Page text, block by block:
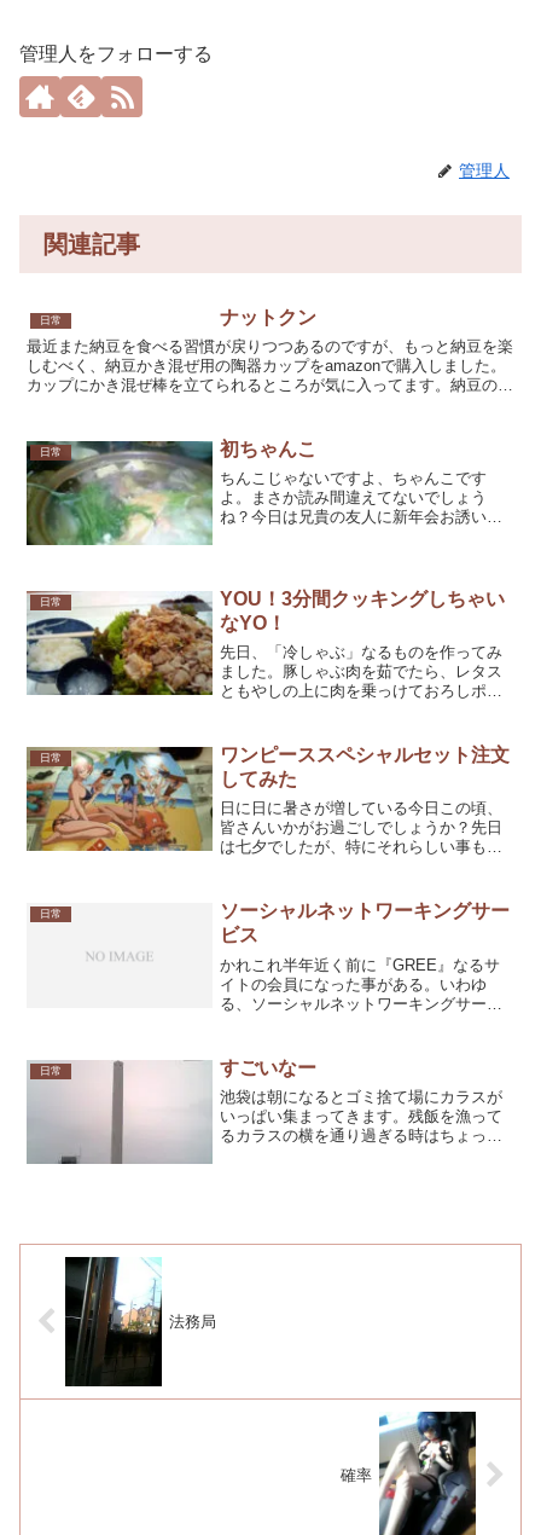
管理人をフォローする
管理人
関連記事
日常 ナットクン
最近また納豆を食べる習慣が戻りつつあるのですが、もっと納豆を楽
しむべく、納豆かき混ぜ用の陶器カップをamazonで購入しました。
カップにかき混ぜ棒を立てられるところが気に入ってます。納豆の入
日常 初ちゃんこ
ちんこじゃないですよ、ちゃんこです
よ。まさか読み間違えてないでしょう
ね？今日は兄貴の友人に新年会お誘いを
付けは色々な種類があるみたい...
日常
YOU！3分間クッキングしちゃい
なYO！
先日、「冷しゃぶ」なるものを作ってみ
ました。豚しゃぶ肉を茹でたら、レタス
ともやしの上に肉を乗っけておろしポン
いので嬉しい。これに気を良くしたボク
は短時間での調理方法を...
日常
ワンピーススペシャルセット注文
してみた
日に日に暑さが増している今日この頃、
皆さんいかがお過ごしでしょうか？先日
は七夕でしたが、特にそれらしい事もせ
して過ごしていました。久しぶりの運転
は楽しかったけど、全くも...
日常
ソーシャルネットワーキングサー
ビス
かれこれ半年近く前に『GREE』なるサ
イトの会員になった事がある。いわゆ
る、ソーシャルネットワーキングサービ
会員で招待してもらえないと新規会員登
録が出来ないというハ...
日常 すごいなー
池袋は朝になるとゴミ捨て場にカラスが
いっぱい集まってきます。残飯を漁って
るカラスの横を通り過ぎる時はちょっと
法務局
確率